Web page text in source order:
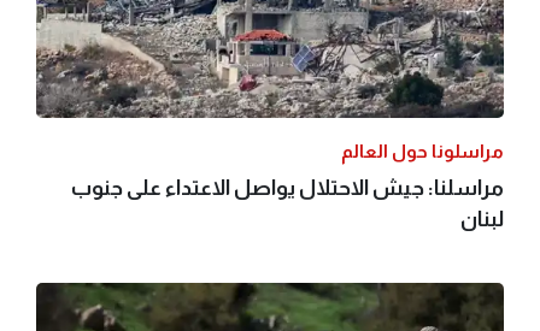
مراسلونا حول العالم
مراسلنا: جيش الاحتلال يواصل الاعتداء على جنوب
لبنان